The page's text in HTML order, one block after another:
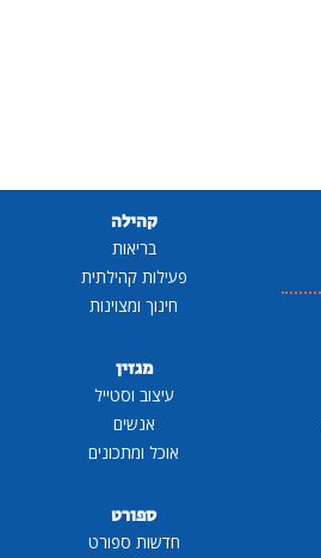
קהילה
בריאות
פעילות קהילתית
חינוך ומצוינות
מגזין
עיצוב וסטייל
אנשים
אוכל ומתכונים
ספורט
חדשות ספורט